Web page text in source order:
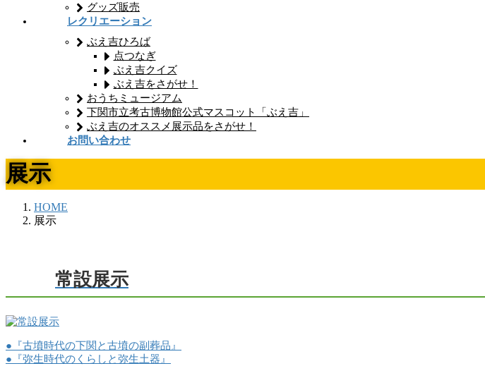
グッズ販売
レクリエーション
ぶえ吉ひろば
点つなぎ
ぶえ吉クイズ
ぶえ吉をさがせ！
おうちミュージアム
下関市立考古博物館公式マスコット「ぶえ吉」
ぶえ吉のオススメ展示品をさがせ！
お問い合わせ
展示
HOME
展示
常設展示
●『古墳時代の下関と古墳の副葬品』
●『弥生時代のくらしと弥生土器』